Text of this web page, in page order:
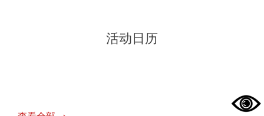
活动日历